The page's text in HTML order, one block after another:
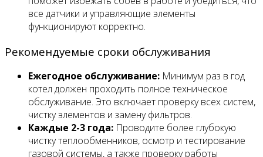
все датчики и управляющие элементы
функционируют корректно.
Рекомендуемые сроки обслуживания
Ежегодное обслуживание: Минимум раз в год
котел должен проходить полное техническое
обслуживание. Это включает проверку всех систем,
чистку элементов и замену фильтров.
Каждые 2-3 года: Проводите более глубокую
чистку теплообменников, осмотр и тестирование
газовой системы, а также проверку работы